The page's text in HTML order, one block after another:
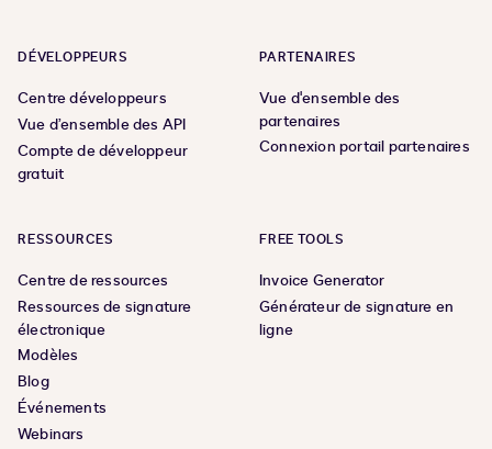
DÉVELOPPEURS
Centre développeurs
Vue d’ensemble des API
Compte de développeur
gratuit
PARTENAIRES
Vue d'ensemble des
partenaires
Connexion portail partenaires
RESSOURCES
Centre de ressources
Ressources de signature
électronique
Modèles
Blog
Événements
Webinars
FREE TOOLS
Invoice Generator
Générateur de signature en
ligne